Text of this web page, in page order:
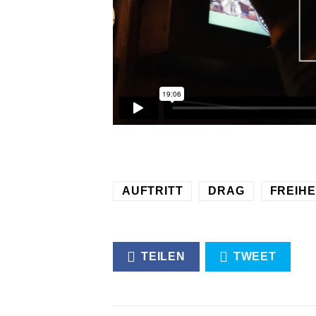
AUFTRITT DRAG
TEILEN TWEET